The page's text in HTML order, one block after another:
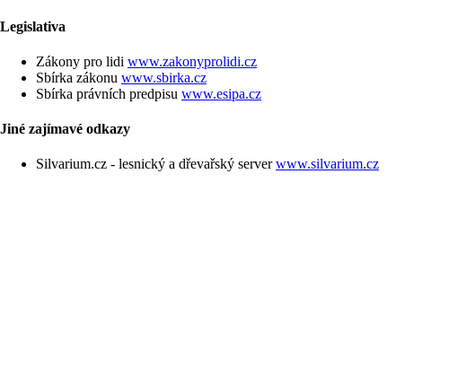
Legislativa
Zákony pro lidi www.zakonyprolidi.cz
Sbírka zákonu www.sbirka.cz
Sbírka právních predpisu www.esipa.cz
Jiné zajímavé odkazy
Silvarium.cz - lesnický a dřevařský serverwww.silvarium.cz